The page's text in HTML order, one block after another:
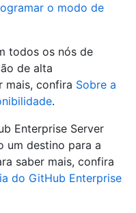
o modo de
todos os nós de
de alta
mais, confira Sobre a
.
Enterprise Server
um destino para a
saber mais, confira
do GitHub Enterprise